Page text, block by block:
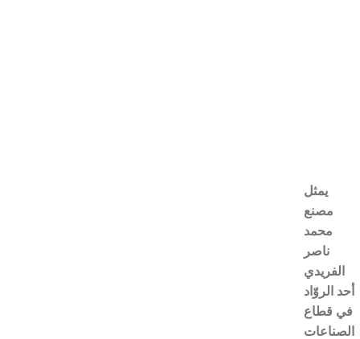
يمثل
مصنع
محمد
ناصر
الفريدي
أحد الروّاد
في قطاع
الصناعات